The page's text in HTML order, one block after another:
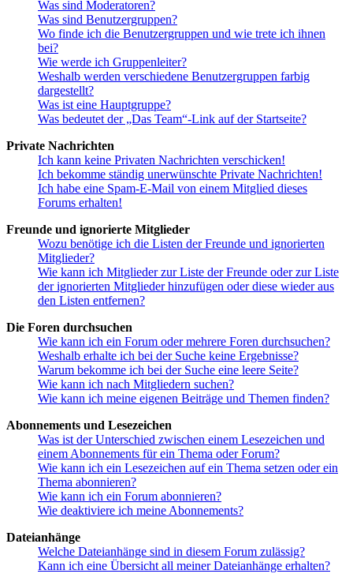
Was sind Moderatoren?
Was sind Benutzergruppen?
Wo finde ich die Benutzergruppen und wie trete ich ihnen
bei?
Wie werde ich Gruppenleiter?
Weshalb werden verschiedene Benutzergruppen farbig
dargestellt?
Was ist eine Hauptgruppe?
Was bedeutet der „Das Team“-Link auf der Startseite?
Private Nachrichten
Ich kann keine Privaten Nachrichten verschicken!
Ich bekomme ständig unerwünschte Private Nachrichten!
Ich habe eine Spam-E-Mail von einem Mitglied dieses
Forums erhalten!
Freunde und ignorierte Mitglieder
Wozu benötige ich die Listen der Freunde und ignorierten
Mitglieder?
Wie kann ich Mitglieder zur Liste der Freunde oder zur Liste
der ignorierten Mitglieder hinzufügen oder diese wieder aus
den Listen entfernen?
Die Foren durchsuchen
Wie kann ich ein Forum oder mehrere Foren durchsuchen?
Weshalb erhalte ich bei der Suche keine Ergebnisse?
Warum bekomme ich bei der Suche eine leere Seite?
Wie kann ich nach Mitgliedern suchen?
Wie kann ich meine eigenen Beiträge und Themen finden?
Abonnements und Lesezeichen
Was ist der Unterschied zwischen einem Lesezeichen und
einem Abonnements für ein Thema oder Forum?
Wie kann ich ein Lesezeichen auf ein Thema setzen oder ein
Thema abonnieren?
Wie kann ich ein Forum abonnieren?
Wie deaktiviere ich meine Abonnements?
Dateianhänge
Welche Dateianhänge sind in diesem Forum zulässig?
Kann ich eine Übersicht all meiner Dateianhänge erhalten?